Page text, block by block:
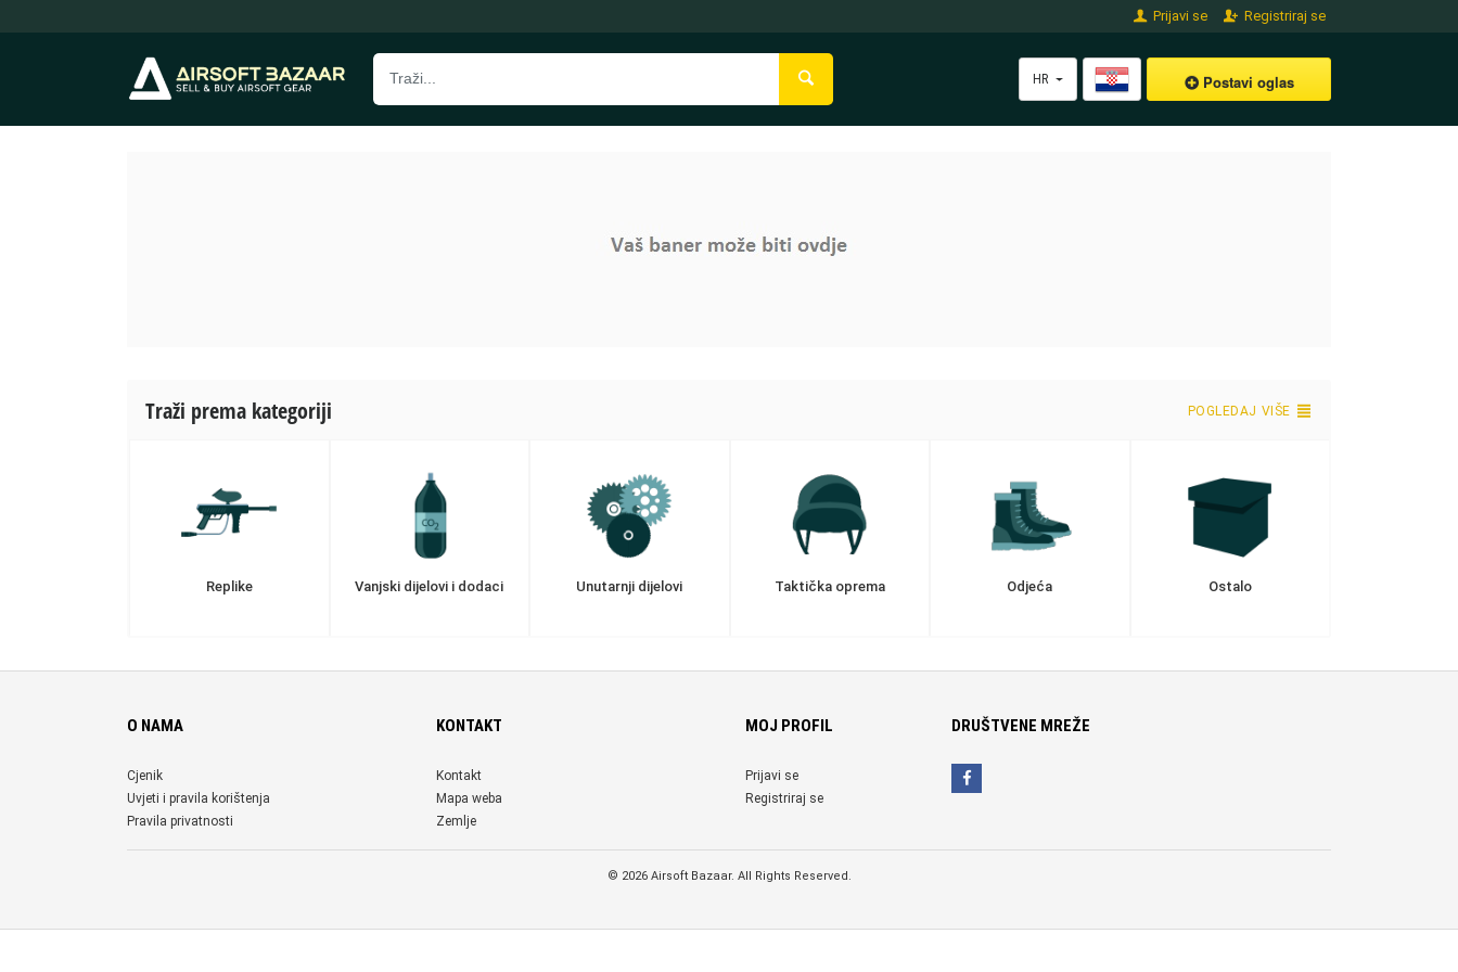
Prijavi se Registriraj se
HR Postavi oglas
Traži prema kategoriji POGLEDAJ VIŠE
Replike Vanjski dijelovi i dodaci Unutarnji dijelovi Taktička oprema Odjeća Ostalo
O NAMA
Cjenik
Uvjeti i pravila korištenja
Pravila privatnosti
KONTAKT
Kontakt
Mapa weba
Zemlje
MOJ PROFIL
Prijavi se
Registriraj se
DRUŠTVENE MREŽE
© 2026 Airsoft Bazaar. All Rights Reserved.